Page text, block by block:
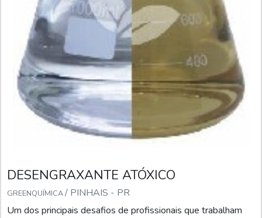
DESENGRAXANTE ATÓXICO
GREENQUÍMICA/ PINHAIS - PR
Um dos principais desafios de profissionais que trabalham